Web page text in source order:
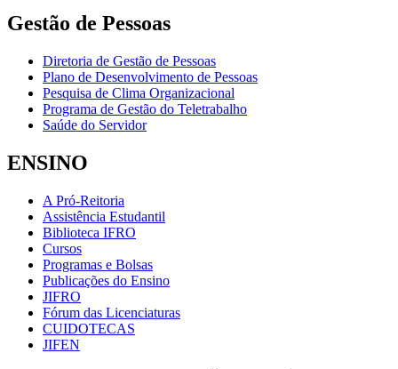
Gestão de Pessoas
Diretoria de Gestão de Pessoas
Plano de Desenvolvimento de Pessoas
Pesquisa de Clima Organizacional
Programa de Gestão do Teletrabalho
Saúde do Servidor
ENSINO
A Pró-Reitoria
Assistência Estudantil
Biblioteca IFRO
Cursos
Programas e Bolsas
Publicações do Ensino
JIFRO
Fórum das Licenciaturas
CUIDOTECAS
JIFEN